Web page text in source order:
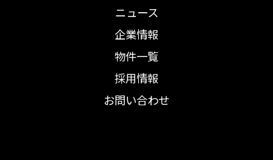
ニュース
企業情報
物件一覧
採用情報
お問い合わせ